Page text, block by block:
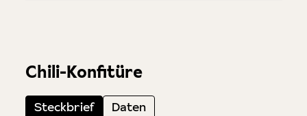
Chili-Konfitüre
Steckbrief Daten